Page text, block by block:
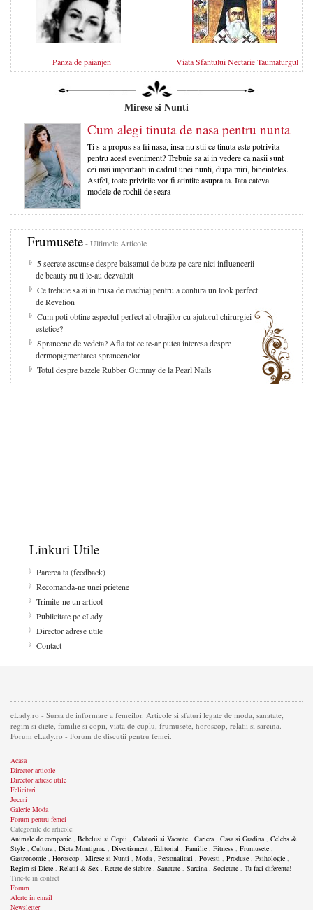
Panza de paianjen Viata Sfantului Nectarie Taumaturgul
Mirese si Nunti
Cum alegi tinuta de nasa pentru nunta
Ti s-a propus sa fii nasa, insa nu stii ce tinuta este potrivita
pentru acest eveniment? Trebuie sa ai in vedere ca nasii sunt
cei mai importanti in cadrul unei nunti, dupa miri, bineinteles.
Astfel, toate privirile vor fi atintite asupra ta. Iata cateva
modele de rochii de seara
Frumusete- Ultimele Articole
5 secrete ascunse despre balsamul de buze pe care nici influencerii
de beauty nu ti le-au dezvaluit
Ce trebuie sa ai in trusa de machiaj pentru a contura un look perfect
de Revelion
Cum poti obtine aspectul perfect al obrajilor cu ajutorul chirurgiei
estetice?
Sprancene de vedeta? Afla tot ce te-ar putea interesa despre
dermopigmentarea sprancenelor
Totul despre bazele Rubber Gummy de la Pearl Nails
Linkuri Utile
Parerea ta (feedback)
Recomanda-ne unei prietene
Trimite-ne un articol
Publicitate pe eLady
Director adrese utile
Contact
eLady.ro - Sursa de informare a femeilor. Articole si sfaturi legate de moda, sanatate,
regim si diete, familie si copii, viata de cuplu, frumusete, horoscop, relatii si sarcina.
Forum eLady.ro - Forum de discutii pentru femei.
Acasa
Director articole
Director adrese utile
Felicitari
Jocuri
Galerie Moda
Forum pentru femei
Categoriile de articole:
Animale de companie , Bebelusi si Copii , Calatorii si Vacante , Cariera, Casa si Gradina, Celebs &
Style , Cultura, Dieta Montignac , Divertisment , Editorial , Familie , Fitness , Frumusete ,
Gastronomie , Horoscop , Mirese si Nunti , Moda, Personalitati , Povesti , Produse , Psihologie ,
Regim si Diete , Relatii & Sex , Retete de slabire , Sanatate , Sarcina, Societate , Tu faci diferenta!
Tine-te in contact
Forum
Alerte in email
Newsletter